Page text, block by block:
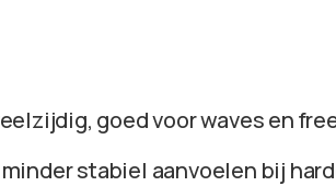
goed voor waves en
minder stabiel aanvoelen bij